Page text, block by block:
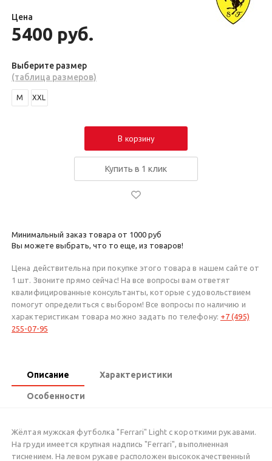
Цена
5400 руб.
Выберите размер
(таблица размеров)
M XXL
В корзину
Купить в 1 клик
Минимальный заказ товара от 1000 руб
Вы можете выбрать, что то еще, из товаров!
Цена действительна при покупке этого товара в нашем сайте от
1 шт. Звоните прямо сейчас! На все вопросы вам ответят
квалифицированные консультанты, которые с удовольствием
помогут определиться с выбором! Все вопросы по наличию и
характеристикам товара можно задать по телефону: +7 (495)
255-07-95
Описание Характеристики
Особенности
Жёлтая мужская футболка "Ferrari" Light с короткими рукавами.
На груди имеется крупная надпись "Ferrari", выполненная
тиснением. На левом рукаве расположен высококачественный